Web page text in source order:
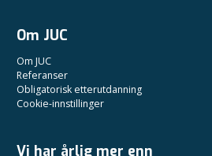
Om JUC
Om JUC
Referanser
Obligatorisk etterutdanning
Cookie-innstillinger
Vi har årlig mer enn